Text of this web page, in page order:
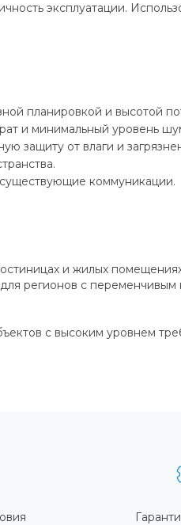
эксплуатации.
планировкой и высотой
и минимальный уровень
защиту от влаги и
коммуникации.
и жилых
регионов с
с высоким уровнем